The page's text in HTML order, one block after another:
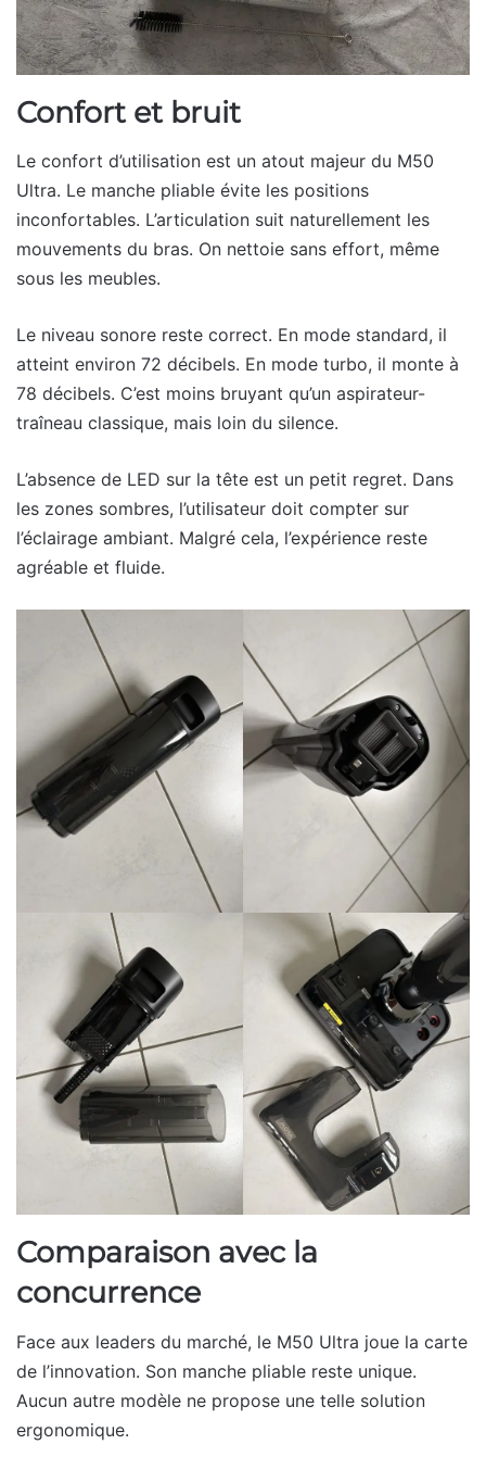
Confort et bruit
Le confort d’utilisation est un atout majeur du M50
Ultra. Le manche pliable évite les positions
inconfortables. L’articulation suit naturellement les
mouvements du bras. On nettoie sans effort, même
sous les meubles.
Le niveau sonore reste correct. En mode standard, il
atteint environ 72 décibels. En mode turbo, il monte à
78 décibels. C’est moins bruyant qu’un aspirateur-
traîneau classique, mais loin du silence.
L’absence de LED sur la tête est un petit regret. Dans
les zones sombres, l’utilisateur doit compter sur
l’éclairage ambiant. Malgré cela, l’expérience reste
agréable et fluide.
Comparaison avec la
concurrence
Face aux leaders du marché, le M50 Ultra joue la carte
de l’innovation. Son manche pliable reste unique.
Aucun autre modèle ne propose une telle solution
ergonomique.